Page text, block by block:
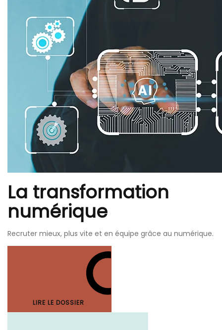
La transformation
numérique
Recruter mieux, plus vite et en équipe grâce au numérique.
LIRE LE DOSSIER